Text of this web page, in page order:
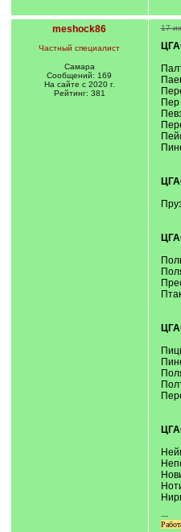
meshock86
Частный специалист
Самара
Сообщений: 169
На сайте с 2020 г.
Рейтинг: 381
17
Пер
---